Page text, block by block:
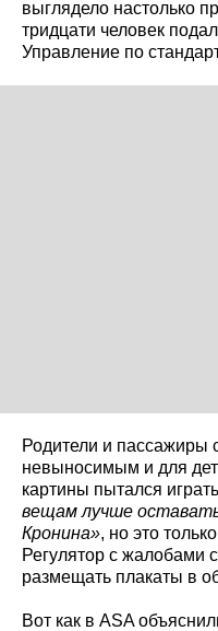
выглядело настолько
тридцати человек
Управление по
Родители и пассажиры
невыносимым и для
картины пытался
вещам лучше
Кронина», но это
Регулятор с жалобами
размещать плакаты в
Вот как в ASA